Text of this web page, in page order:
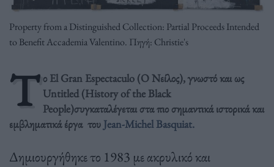
Property from a Distinguished Collection: Partial Proceeds Intended
to Benefit Accademia Valentino. Πηγή: Christie's
Τ ο El Gran Espectaculo (Ο Νείλος), γνωστό και ως
Untitled (History of the Black
People)συγκαταλέγεται στα πιο σημαντικά ιστορικά και
εμβληματικά έργα του Jean-Michel Basquiat.
Δημιουργήθηκε το 1983 με ακρυλικό και